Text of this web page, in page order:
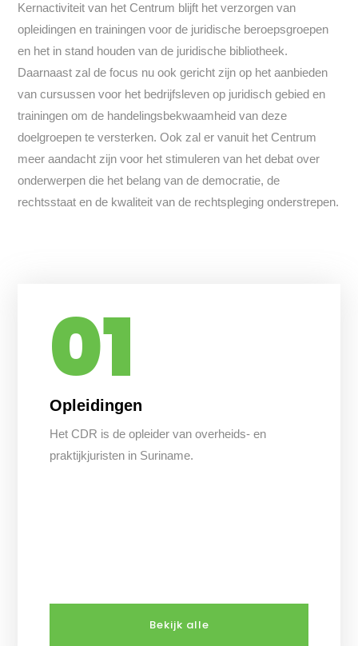
Kernactiviteit van het Centrum blijft het verzorgen van
opleidingen en trainingen voor de juridische beroepsgroepen
en het in stand houden van de juridische bibliotheek.
Daarnaast zal de focus nu ook gericht zijn op het aanbieden
van cursussen voor het bedrijfsleven op juridisch gebied en
trainingen om de handelingsbekwaamheid van deze
doelgroepen te versterken. Ook zal er vanuit het Centrum
meer aandacht zijn voor het stimuleren van het debat over
onderwerpen die het belang van de democratie, de
rechtsstaat en de kwaliteit van de rechtspleging onderstrepen.
01
Opleidingen
Het CDR is de opleider van overheids- en
praktijkjuristen in Suriname.
Bekijk alle